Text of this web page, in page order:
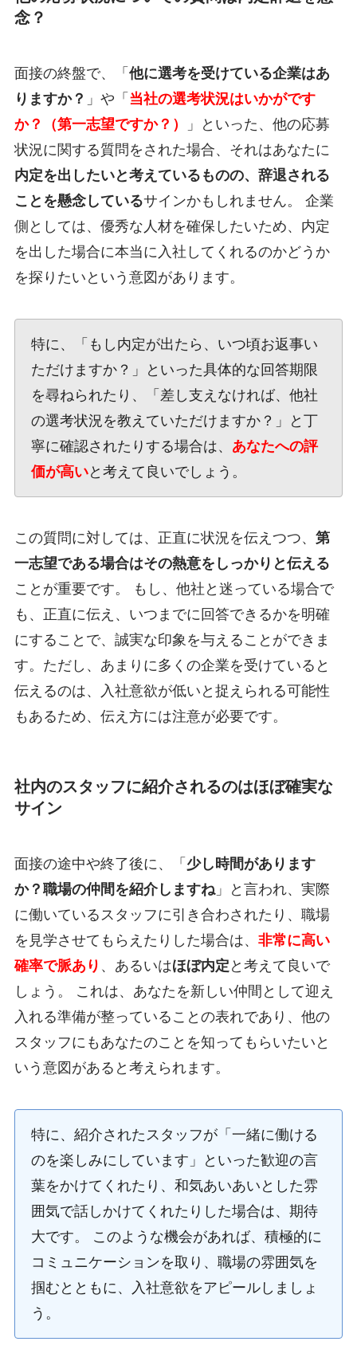
念？
面接の終盤で、「 他に選考を受けている企業はあ
りますか？ 」や「 当社の選考状況はいかがです
か？（第一志望ですか？）
」といった、他の応募
状況に関する質問をされた場合、それはあなたに
内定を出したいと考えているものの、辞退される
ことを懸念しているサインかもしれません。 企業
側としては、優秀な人材を確保したいため、内定
を出した場合に本当に入社してくれるのかどうか
を探りたいという意図があります。
特に、「もし内定が出たら、いつ頃お返事い
ただけますか？」といった具体的な回答期限
を尋ねられたり、「差し支えなければ、他社
の選考状況を教えていただけますか？」と丁
寧に確認されたりする場合は、 あなたへの評
価が高いと考えて良いでしょう。
この質問に対しては、正直に状況を伝えつつ、 第
一志望である場合はその熱意をしっかりと伝える
ことが重要です。 もし、他社と迷っている場合で
も、正直に伝え、いつまでに回答できるかを明確
にすることで、誠実な印象を与えることができま
す。ただし、あまりに多くの企業を受けていると
伝えるのは、入社意欲が低いと捉えられる可能性
もあるため、伝え方には注意が必要です。
社内のスタッフに紹介されるのはほぼ確実な
サイン
面接の途中や終了後に、「 少し時間があります
か？職場の仲間を紹介しますね」と言われ、実際
に働いているスタッフに引き合わされたり、職場
を見学させてもらえたりした場合は、 非常に高い
確率で脈あり 、あるいはほぼ内定 と考えて良いで
しょう。 これは、あなたを新しい仲間として迎え
入れる準備が整っていることの表れであり、他の
スタッフにもあなたのことを知ってもらいたいと
いう意図があると考えられます。
特に、紹介されたスタッフが「一緒に働ける
のを楽しみにしています」といった歓迎の言
葉をかけてくれたり、和気あいあいとした雰
囲気で話しかけてくれたりした場合は、期待
大です。 このような機会があれば、積極的に
コミュニケーションを取り、職場の雰囲気を
掴むとともに、入社意欲をアピールしましょ
う。